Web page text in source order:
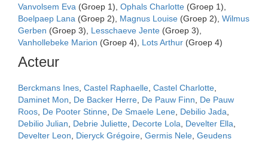
Vanvolsem Eva (Groep 1), Ophals Charlotte (Groep 1),
Boelpaep Lana (Groep 2), Magnus Louise (Groep 2), Wilmus
Gerben (Groep 3), Lesschaeve Jente (Groep 3),
Vanhollebeke Marion (Groep 4), Lots Arthur (Groep 4)
Acteur
Berckmans Ines Castel Raphaelle Castel Charlotte
Daminet Mon
De Backer Herre De Pauw Finn
De Pauw
Roos De Pooter Stinne De Smaele Lene Debilio Jada
Debilio Julian
Debrie Juliette Decorte Lola Develter Ella
Develter Leon
Dieryck Grégoire Germis Nele Geudens